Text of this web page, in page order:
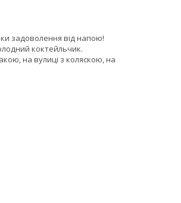
задоволення від напою!
коктейльчик.
на вулиці з коляскою, на